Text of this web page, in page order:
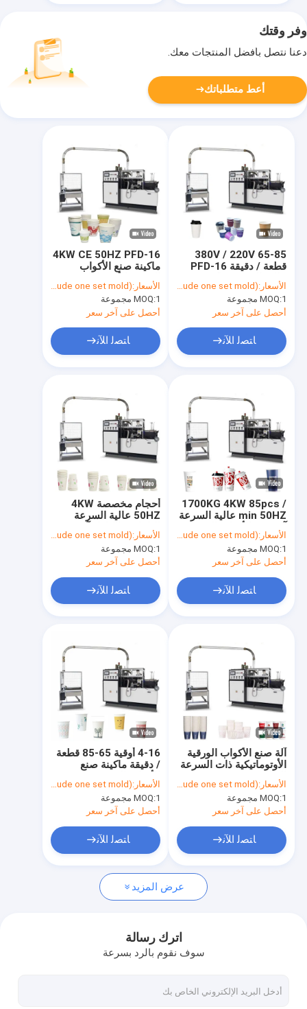
منتجات
معلومات عنا
جولة في المعمل
اتصل بنا
أخبار
ماكينات صنع الأكواب الورقية
آلة قطع الكوب الورقي بالقالب
آلة صندوق الغداء الورقية
آلة تغليف الأكواب الورقية
وفر وقتك
دعنا نتصل بأفضل المنتجات معك.
أعط متطلباتك
4KW CE 50HZ PFD-16
ماكينة صنع الأكواب
الورقية الأوتوماتيكية
بالكامل ذات السرعة
العالية
الأسعار:USD$ 13,980/ set (include one set mold)
MOQ:1 مجموعة
أحصل على آخر سعر
ﺎﺘﺼﻟ ﺍﻶﻧ
380V / 220V 65-85
قطعة / دقيقة PFD-16
عالية السرعة ماكينة صنع
الأكواب الورقية
الأوتوماتيكية بالكامل
الأسعار:USD$ 13,980/ set (include one set mold)
MOQ:1 مجموعة
أحصل على آخر سعر
ﺎﺘﺼﻟ ﺍﻶﻧ
أحجام مخصصة 4KW
50HZ عالية السرعة
التلقائي بالكامل آلة صنع
الأكواب الورقية القابل
للتصرف
الأسعار:USD$ 13,980/ set (include one set mold)
MOQ:1 مجموعة
أحصل على آخر سعر
ﺎﺘﺼﻟ ﺍﻶﻧ
1700KG 4KW 85pcs /
min 50HZ عالية السرعة
آلة صنع الأكواب الورقية
الأوتوماتيكية بالكامل
الأسعار:USD$ 13,980/ set (include one set mold)
MOQ:1 مجموعة
أحصل على آخر سعر
ﺎﺘﺼﻟ ﺍﻶﻧ
4-16 أوقية 65-85 قطعة
/ دقيقة ماكينة صنع
الأكواب الورقية
الأوتوماتيكية بالكامل ذات
السرعة العالية
الأسعار:USD$ 13,980/ set (include one set mold)
MOQ:1 مجموعة
أحصل على آخر سعر
ﺎﺘﺼﻟ ﺍﻶﻧ
آلة صنع الأكواب الورقية
الأوتوماتيكية ذات السرعة
العالية 50HZ 4 KW
الأسعار:USD$ 13,980/ set (include one set mold)
MOQ:1 مجموعة
أحصل على آخر سعر
ﺎﺘﺼﻟ ﺍﻶﻧ
عرض المزيد
اترك رسالة
سوف نقوم بالرد بسرعة